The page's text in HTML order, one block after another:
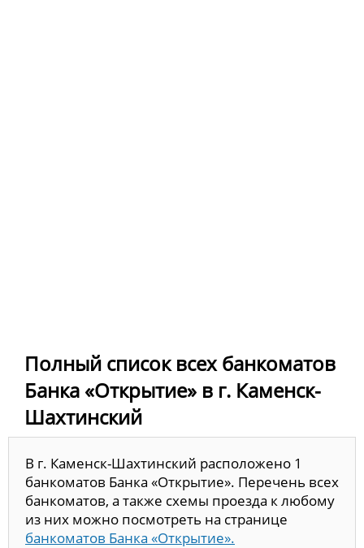
Полный список всех банкоматов
Банка «Открытие» в г. Каменск-
Шахтинский
В г. Каменск-Шахтинский расположено 1
банкоматов Банка «Открытие». Перечень всех
банкоматов, а также схемы проезда к любому
из них можно посмотреть на странице
банкоматов Банка «Открытие».